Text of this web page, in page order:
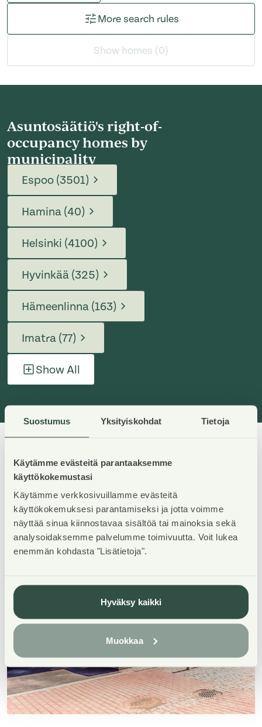
Suostumus Yksityiskohdat Tietoja
Käytämme evästeitä parantaaksemme
käyttökokemustasi
Käytämme verkkosivuillamme evästeitä
käyttökokemuksesi parantamiseksi ja jotta voimme
näyttää sinua kiinnostavaa sisältöä tai mainoksia sekä
analysoidaksemme palvelumme toimivuutta. Voit lukea
enemmän kohdasta "Lisätietoja".
Hyväksy kaikki
Muokkaa
Show homes (0)
More search rules
Asuntosäätiö's right-of-
occupancy homes by
municipality
Espoo (3501)
Hamina (40)
Helsinki (4100)
Hyvinkää (325)
Hämeenlinna (163)
Imatra (77)
Show All